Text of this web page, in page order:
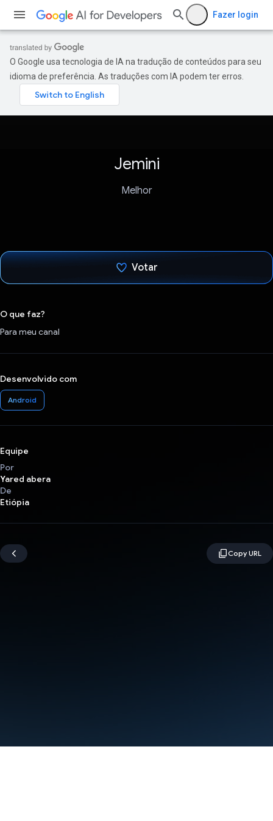
Fazer login
O Google usa tecnologia de IA na tradução de conteúdos para seu
idioma de preferência. As traduções com IA podem ter erros.
Jemini
Melhor
Votar
O que faz?
Para meu canal
Desenvolvido com
Android
Equipe
Por
Yared abera
De
Etiópia